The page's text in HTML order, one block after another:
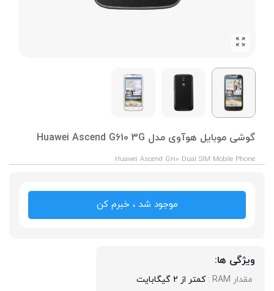
گوشی موبایل هوآوی مدل Huawei Ascend G610 3G
Huawei Ascend G610 Dual SIM Mobile Phone
موجود شد ، خبرم کن
ویژگی ها:
مقدار RAM :
کمتر از 2 گیگابایت